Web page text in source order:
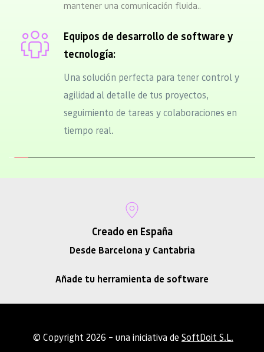
mantener una comunicación fluida..
Equipos de desarrollo de software y
tecnología:
Una solución perfecta para tener control y
agilidad al detalle de tus proyectos,
seguimiento de tareas y colaboraciones en
tiempo real.
Creado en España
Desde Barcelona y Cantabria
Añade tu herramienta de software
© Copyright 2026 – una iniciativa de SoftDoit S.L.